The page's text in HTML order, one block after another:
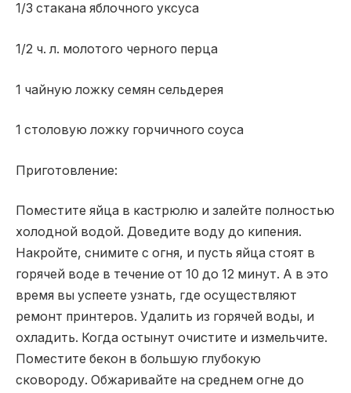
1/3 стакана яблочного уксуса
1/2 ч. л. молотого черного перца
1 чайную ложку семян сельдерея
1 столовую ложку горчичного соуса
Приготовление:
Поместите яйца в кастрюлю и залейте полностью
холодной водой. Доведите воду до кипения.
Накройте, снимите с огня, и пусть яйца стоят в
горячей воде в течение от 10 до 12 минут. А в это
время вы успеете узнать, где осуществляют
ремонт принтеров. Удалить из горячей воды, и
охладить. Когда остынут очистите и измельчите.
Поместите бекон в большую глубокую
сковороду. Обжаривайте на среднем огне до